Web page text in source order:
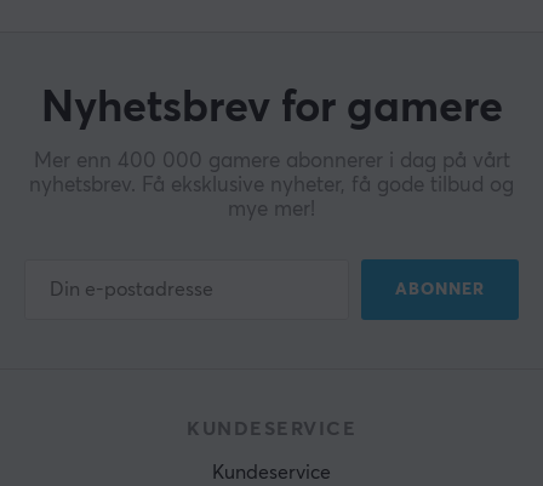
Nyhetsbrev for gamere
Mer enn 400 000 gamere abonnerer i dag på vårt
nyhetsbrev. Få eksklusive nyheter, få gode tilbud og
mye mer!
ABONNER
KUNDESERVICE
Kundeservice